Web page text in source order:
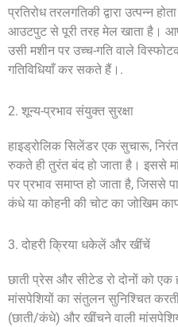
प्रतिरोध तरलगतिकी द्वारा उत्पन्न
आउटपुट से पूरी तरह मेल खाता है।
उसी मशीन पर उच्च-गति वाले
गतिविधियाँ कर सकते हैं।.
2. शून्य-प्रभाव संयुक्त सुरक्षा
हाइड्रोलिक सिलेंडर एक सुचारू,
रुकते ही तुरंत बंद हो जाता है। इससे
पर प्रभाव समाप्त हो जाता है, जिससे
कंधे या कोहनी की चोट का जोखिम
3. दोहरी क्रिया धकेलें और खींचें
छाती प्रेस और सीटेड रो दोनों को
मांसपेशियों का संतुलन सुनिश्चित
(छाती/कंधे) और खींचने वाली